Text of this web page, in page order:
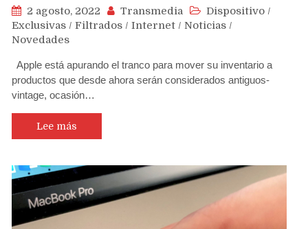
2 agosto, 2022 Transmedia Dispositivo /
Exclusivas / Filtrados / Internet / Noticias /
Novedades
Apple está apurando el tranco para mover su inventario a
productos que desde ahora serán considerados antiguos-
vintage, ocasión…
Lee más